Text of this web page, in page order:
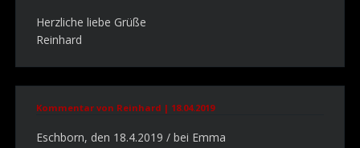
Herzliche liebe Grüße
Reinhard
Kommentar von Reinhard | 18.04.2019
Eschborn, den 18.4.2019 / bei Emma